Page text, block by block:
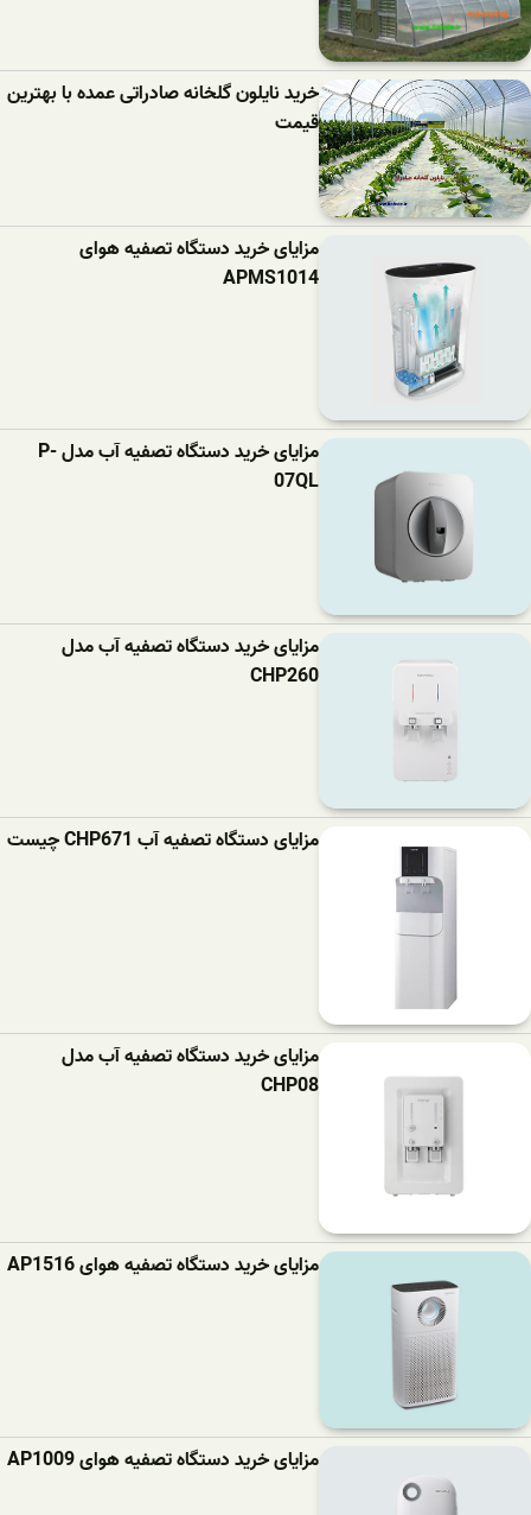
خرید نایلون گلخانه صادراتی عمده با بهترین
قیمت
مزایای خرید دستگاه تصفیه هوای
APMS1014
مزایای خرید دستگاه تصفیه آب مدل P-
07QL
مزایای خرید دستگاه تصفیه آب مدل
CHP260
مزایای دستگاه تصفیه آب CHP671 چیست
مزایای خرید دستگاه تصفیه آب مدل
CHP08
مزایای خرید دستگاه تصفیه هوای AP1516
مزایای خرید دستگاه تصفیه هوای AP1009